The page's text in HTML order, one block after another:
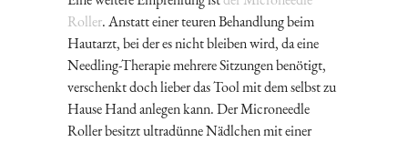
Roller. Anstatt einer teuren Behandlung beim
Hautarzt, bei der es nicht bleiben wird, da eine
Needling-Therapie mehrere Sitzungen benötigt,
verschenkt doch lieber das Tool mit dem selbst zu
Hause Hand anlegen kann. Der Microneedle
Roller besitzt ultradünne Nädlchen mit einer